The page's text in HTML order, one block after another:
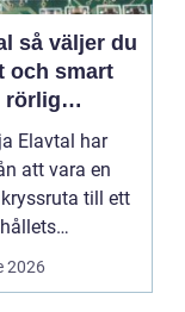
och smart
rörlig
Elavtal har
att vara en
till ett
ekonom...
2026